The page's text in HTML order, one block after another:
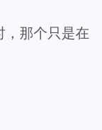
那个只是在